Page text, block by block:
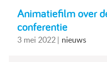
Training
Voor wie
Animatiefilm over
conferentie
3 mei 2022 nieuws